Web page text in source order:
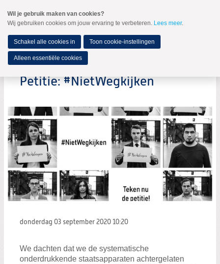
naar
Spring
de
inhoud
Spring
naar
hoofdmenu
MENU
Zoeken:
Petitie: #NietWegkijken
donderdag 03 september 2020 10:20
We dachten dat we de systematische
onderdrukkende staatsapparaten achtergelaten
Wil je gebruik maken van cookies?
Wij gebruiken cookies om jouw ervaring te verbeteren. Lees meer.
Schakel alle cookies in Toon cookie-instellingen
Alleen essentiële cookies